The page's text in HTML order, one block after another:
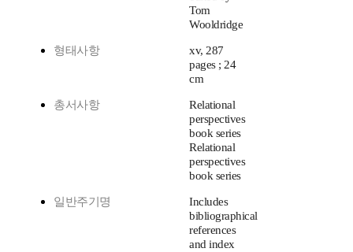
Tom
Wooldridge
형태사항
xv, 287
pages ; 24
cm
총서사항
Relational
perspectives
book series
Relational
perspectives
book series
일반주기명
Includes
bibliographical
references
and index